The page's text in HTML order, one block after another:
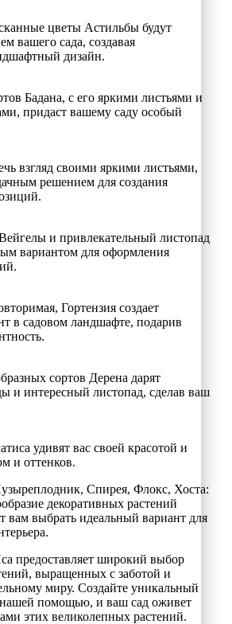
цветы Астильбы будут
вашего сада, создавая
дизайн.
Бадана, с его яркими листьями и
придаст вашему саду особый
взгляд своими яркими листьями,
решением для создания
и привлекательный листопад
вариантом для оформления
Гортензия создает
в садовом ландшафте, подарив
сортов Дерена дарят
и интересный листопад, сделав ваш
удивят вас своей красотой и
и оттенков.
Спирея, Флокс, Хоста:
декоративных растений
вам выбрать идеальный вариант для
предоставляет широкий выбор
выращенных с заботой и
миру. Создайте уникальный
помощью, и ваш сад оживет
этих великолепных растений.